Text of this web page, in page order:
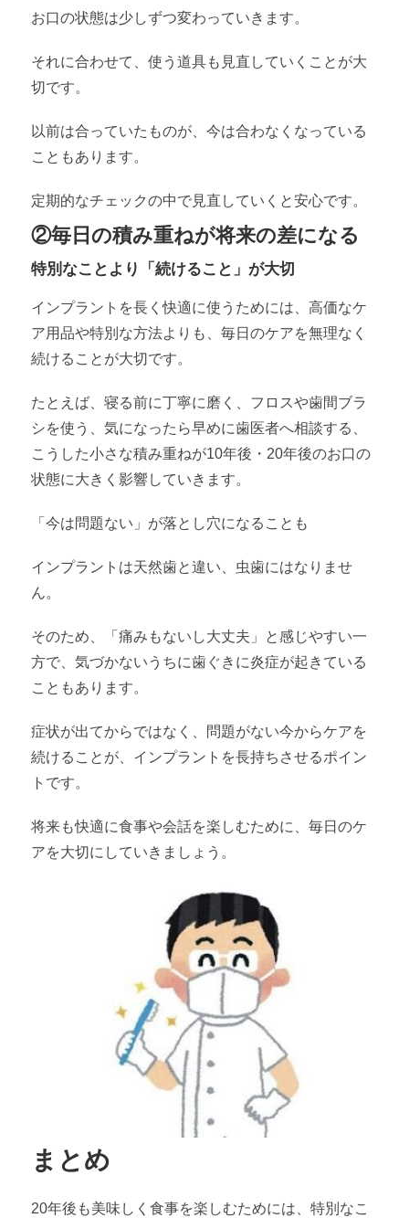
お口の状態は少しずつ変わっていきます。
それに合わせて、使う道具も見直していくことが大
切です。
以前は合っていたものが、今は合わなくなっている
こともあります。
定期的なチェックの中で見直していくと安心です。
②毎日の積み重ねが将来の差になる
特別なことより「続けること」が大切
インプラントを長く快適に使うためには、高価なケ
ア用品や特別な方法よりも、毎日のケアを無理なく
続けることが大切です。
たとえば、寝る前に丁寧に磨く、フロスや歯間ブラ
シを使う、気になったら早めに歯医者へ相談する、
こうした小さな積み重ねが10年後・20年後のお口の
状態に大きく影響していきます。
「今は問題ない」が落とし穴になることも
インプラントは天然歯と違い、虫歯にはなりませ
ん。
そのため、「痛みもないし大丈夫」と感じやすい一
方で、気づかないうちに歯ぐきに炎症が起きている
こともあります。
症状が出てからではなく、問題がない今からケアを
続けることが、インプラントを長持ちさせるポイン
トです。
将来も快適に食事や会話を楽しむために、毎日のケ
アを大切にしていきましょう。
まとめ
20年後も美味しく食事を楽しむためには、特別なこ